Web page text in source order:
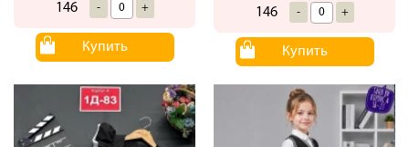
146 - +
Купить
146 - +
Купить